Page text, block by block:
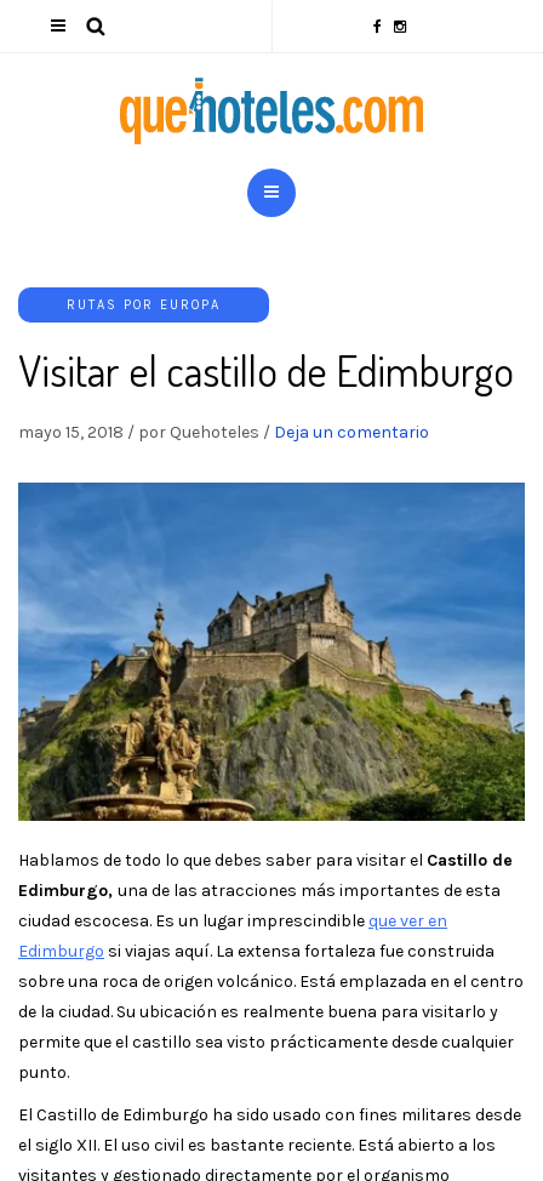
RUTAS POR EUROPA
Visitar el castillo de Edimburgo
mayo 15, 2018 / por Quehoteles / Deja un comentario
Hablamos de todo lo que debes saber para visitar el Castillo de
Edimburgo, una de las atracciones más importantes de esta
ciudad escocesa. Es un lugar imprescindible que ver en
Edimburgo si viajas aquí. La extensa fortaleza fue construida
sobre una roca de origen volcánico. Está emplazada en el centro
de la ciudad. Su ubicación es realmente buena para visitarlo y
permite que el castillo sea visto prácticamente desde cualquier
punto.
El Castillo de Edimburgo ha sido usado con fines militares desde
el siglo XII. El uso civil es bastante reciente. Está abierto a los
visitantes y gestionado directamente por el organismo